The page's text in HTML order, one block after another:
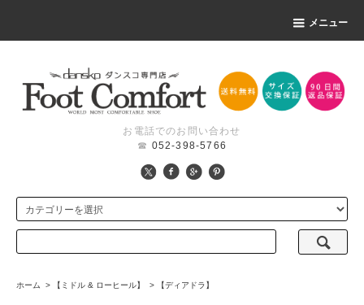
メニュー
お電話でのお問い合わせ
☎ 052-398-5766
ホーム > 【ミドル & ローヒール】 > 【ディアドラ】